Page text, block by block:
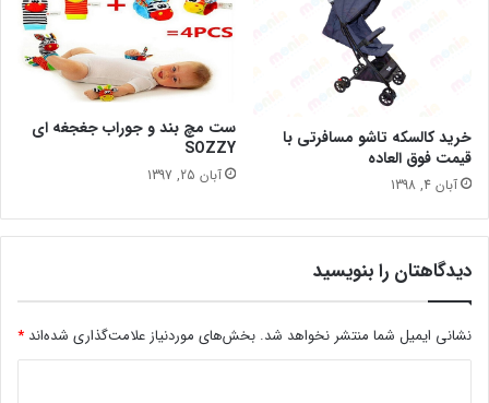
خرید کالسکه تاشو مسافرتی با
قیمت فوق العاده
آبان 4, 1398
ست مچ بند و جوراب جغجغه ای
SOZZY
آبان 25, 1397
دیدگاهتان را بنویسید
نشانی ایمیل شما منتشر نخواهد شد. بخش‌های موردنیاز علامت‌گذاری شده‌اند *